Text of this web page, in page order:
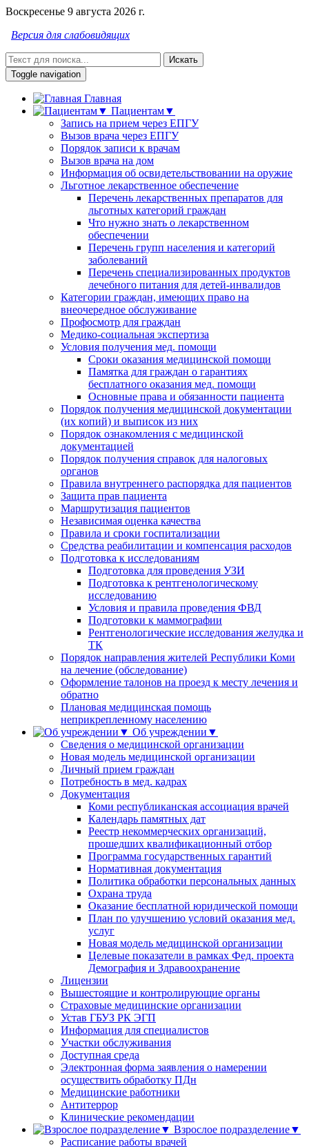
Воскресенье 9 августа 2026 г.
Версия для слабовидящих
Искать
Toggle navigation
Главная
Пациентам▼
Запись на прием через ЕПГУ
Вызов врача через ЕПГУ
Порядок записи к врачам
Вызов врача на дом
Информация об освидетельствовании на оружие
Льготное лекарственное обеспечение
Перечень лекарственных препаратов для
льготных категорий граждан
Что нужно знать о лекарственном
обеспечении
Перечень групп населения и категорий
заболеваний
Перечень специализированных продуктов
лечебного питания для детей-инвалидов
Категории граждан, имеющих право на
внеочередное обслуживание
Профосмотр для граждан
Медико-социальная экспертиза
Условия получения мед. помощи
Сроки оказания медицинской помощи
Памятка для граждан о гарантиях
бесплатного оказания мед. помощи
Основные права и обязанности пациента
Порядок получения медицинской документации
(их копий) и выписок из них
Порядок ознакомления с медицинской
документацией
Порядок получения справок для налоговых
органов
Правила внутреннего распорядка для пациентов
Защита прав пациента
Маршрутизация пациентов
Независимая оценка качества
Правила и сроки госпитализации
Средства реабилитации и компенсация расходов
Подготовка к исследованиям
Подготовка для проведения УЗИ
Подготовка к рентгенологическому
исследованию
Условия и правила проведения ФВД
Подготовки к маммографии
Рентгенологические исследования желудка и
ТК
Порядок направления жителей Республики Коми
на лечение (обследование)
Оформление талонов на проезд к месту лечения и
обратно
Плановая медицинская помощь
неприкрепленному населению
Об учреждении▼
Сведения о медицинской организации
Новая модель медицинской организации
Личный прием граждан
Потребность в мед. кадрах
Документация
Коми республиканская ассоциация врачей
Календарь памятных дат
Реестр некоммерческих организаций,
прошедших квалификационный отбор
Программа государственных гарантий
Нормативная документация
Политика обработки персональных данных
Охрана труда
Оказание бесплатной юридической помощи
План по улучшению условий оказания мед.
услуг
Новая модель медицинской организации
Целевые показатели в рамках Фед. проекта
Демография и Здравоохранение
Лицензии
Вышестоящие и контролирующие органы
Страховые медицинские организации
Устав ГБУЗ РК ЭГП
Информация для специалистов
Участки обслуживания
Доступная среда
Электронная форма заявления о намерении
осуществить обработку ПДн
Медицинские работники
Антитеррор
Клинические рекомендации
Взрослое подразделение▼
Расписание работы врачей